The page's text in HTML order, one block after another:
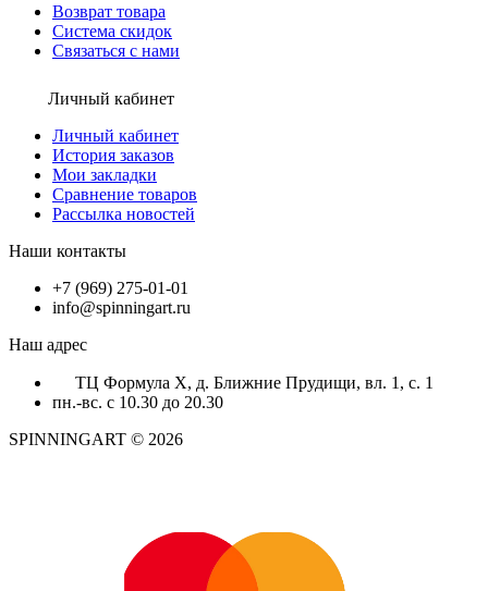
Возврат товара
Система скидок
Связаться с нами
Личный кабинет
Личный кабинет
История заказов
Мои закладки
Сравнение товаров
Рассылка новостей
Наши контакты
+7 (969) 275-01-01
info@spinningart.ru
Наш адрес
ТЦ Формула X, д. Ближние Прудищи, вл. 1, с. 1
пн.-вс. с 10.30 до 20.30
SPINNINGART © 2026